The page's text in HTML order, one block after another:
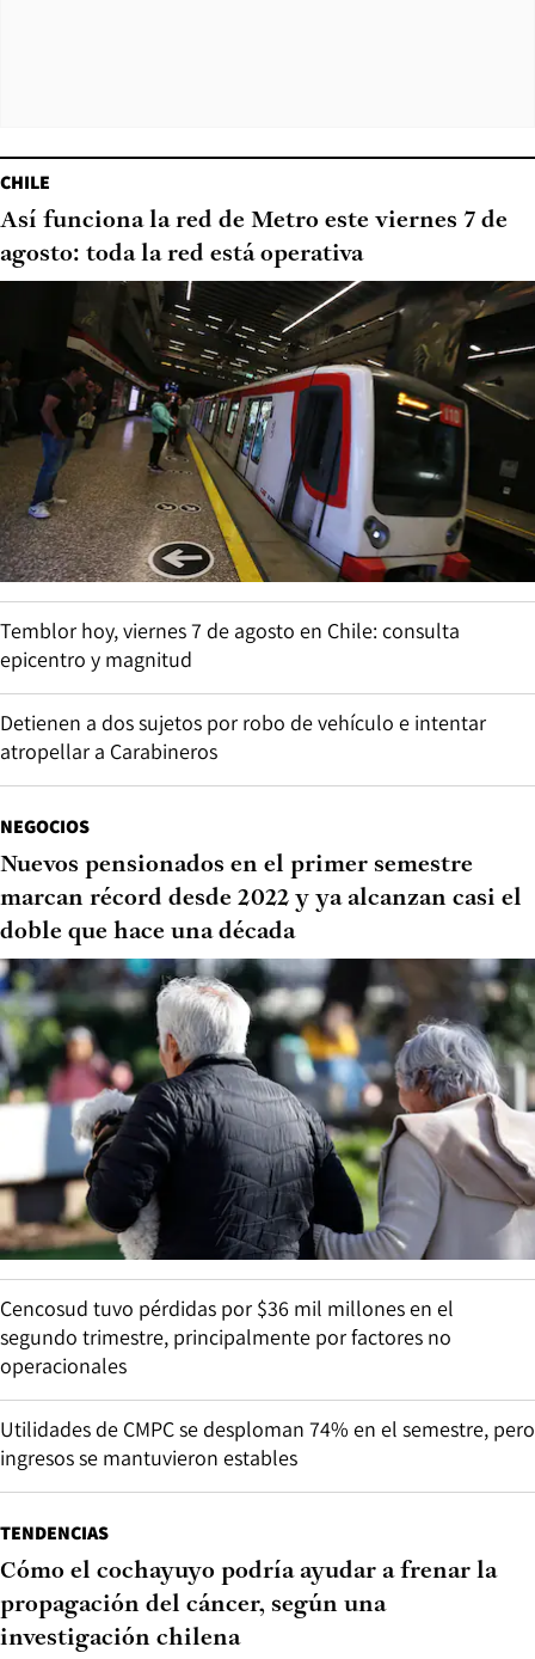
CHILE
Así funciona la red de Metro este viernes 7 de
agosto: toda la red está operativa
Temblor hoy, viernes 7 de agosto en Chile: consulta
epicentro y magnitud
Detienen a dos sujetos por robo de vehículo e intentar
atropellar a Carabineros
NEGOCIOS
Nuevos pensionados en el primer semestre
marcan récord desde 2022 y ya alcanzan casi el
doble que hace una década
Cencosud tuvo pérdidas por $36 mil millones en el
segundo trimestre, principalmente por factores no
operacionales
Utilidades de CMPC se desploman 74% en el semestre, pero
ingresos se mantuvieron estables
TENDENCIAS
Cómo el cochayuyo podría ayudar a frenar la
propagación del cáncer, según una
investigación chilena